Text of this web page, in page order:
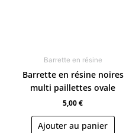
Barrette en résine
Barrette en résine noires
multi paillettes ovale
5,00€
Ajouter au panier